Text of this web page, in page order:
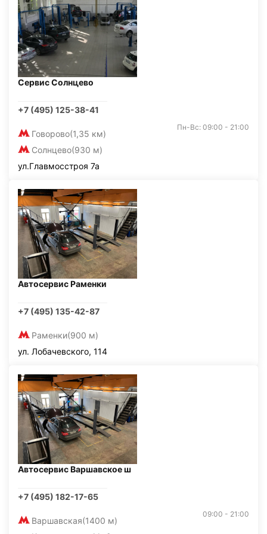
Сервис Солнцево
+7 (495) 125-38-41
Говорово(1,35 км)
Солнцево(930 м)
Пн-Вс: 09:00 - 21:00
ул.Главмосстроя 7а
Автосервис Раменки
+7 (495) 135-42-87
Раменки(900 м)
ул. Лобачевского, 114
Автосервис Варшавское ш
+7 (495) 182-17-65
Варшавская(1400 м)
09:00 - 21:00